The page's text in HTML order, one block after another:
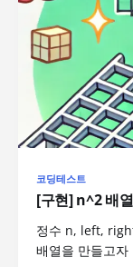
코딩테스트
[구현] n^2 배
정수 n, left,
배열을 만들고자